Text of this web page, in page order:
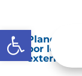
Abrir barra de
Planes
por los
externos o